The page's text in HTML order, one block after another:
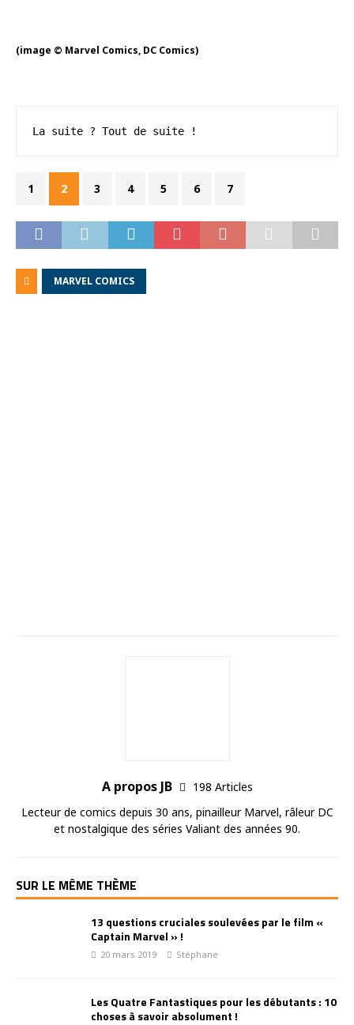
(image © Marvel Comics, DC Comics)
La suite ? Tout de suite !
1 2 3 4 5 6 7
MARVEL COMICS
A propos JB
198 Articles
Lecteur de comics depuis 30 ans, pinailleur Marvel, râleur DC
et nostalgique des séries Valiant des années 90.
SUR LE MÊME THÈME
13 questions cruciales soulevées par le film «
Captain Marvel » !
20 mars 2019 Stéphane
Les Quatre Fantastiques pour les débutants : 10
choses à savoir absolument !